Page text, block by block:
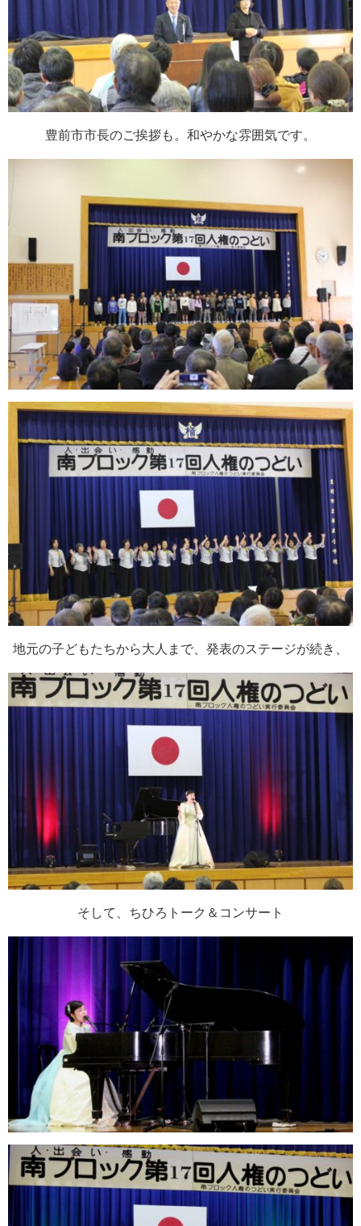
豊前市市長のご挨拶も。和やかな雰囲気です。
地元の子どもたちから大人まで、発表のステージが続き、
そして、ちひろトーク＆コンサート